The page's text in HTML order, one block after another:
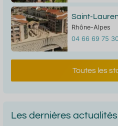
Saint-
Rhône-Alpes
04 66 69 75
Toutes les
Les dernières actualités